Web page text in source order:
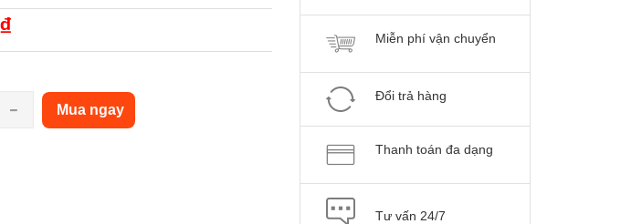
Mua ngay
Miễn phí vận chuyển
Đổi trả hàng
Thanh toán đa dạng
Tư vấn 24/7